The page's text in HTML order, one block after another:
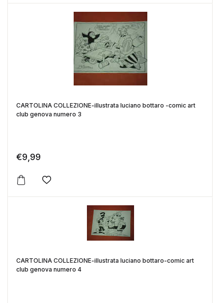
CARTOLINA COLLEZIONE-illustrata luciano bottaro -comic art
club genova numero 3
€9,99
Aggiungi alla lista dei desideri
CARTOLINA COLLEZIONE-illustrata luciano bottaro-comic art
club genova numero 4